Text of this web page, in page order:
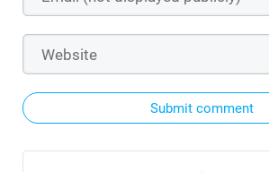
Submit comment